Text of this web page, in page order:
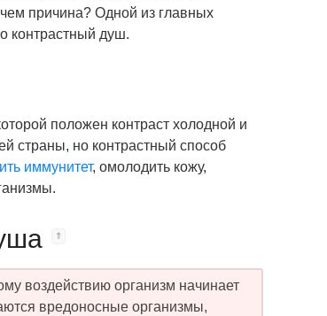
причина? Одной из главных
контрастный душ.
положен контраст холодной и
страны, но контрастный способ
иммунитет, омолодить кожу,
воздействию организм начинает
вредоносные организмы,